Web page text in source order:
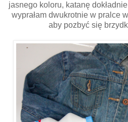
jasnego koloru, katanę
wyprałam dwukrotnie w pralce
aby pozbyć się